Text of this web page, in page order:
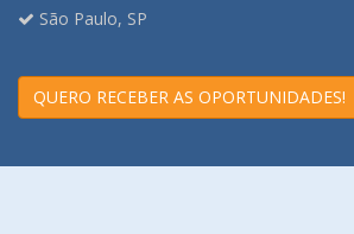
São Paulo, SP
QUERO RECEBER AS OPORTUNIDADES!